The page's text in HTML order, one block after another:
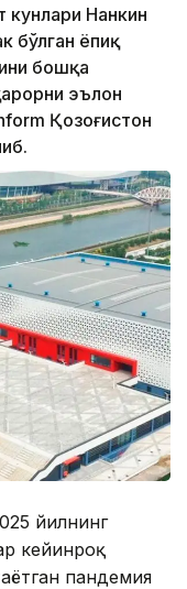
кунлари Нанкин
бўлган ёпиқ
бошқа
эълон
Қозоғистон
йилнинг
кейинроқ
пандемия